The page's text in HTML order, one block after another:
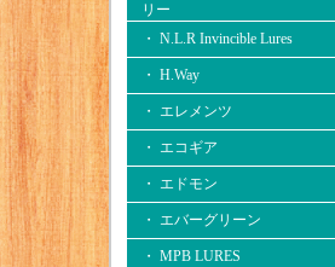
リー
・ N.L.R Invincible Lures
・ H.Way
・ エレメンツ
・ エコギア
・ エドモン
・ エバーグリーン
・ MPB LURES